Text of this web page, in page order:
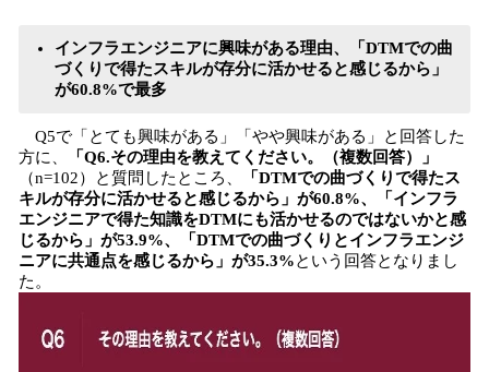
インフラエンジニアに興味がある理由、「DTMでの曲
づくりで得たスキルが存分に活かせると感じるから」
が60.8%で最多
Q5で「とても興味がある」「やや興味がある」と回答した
方に、
「Q6.その理由を教えてください。（複数回答）」
（n=102）と質問したところ、
「DTMでの曲づくりで得たス
キルが存分に活かせると感じるから」が60.8%、「インフラ
エンジニアで得た知識をDTMにも活かせるのではないかと感
じるから」が53.9%、「DTMでの曲づくりとインフラエンジ
ニアに共通点を感じるから」が35.3%という回答となりまし
た。